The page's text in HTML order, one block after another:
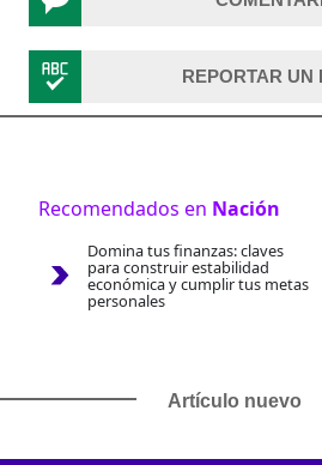
REPORTAR UN
Recomendados en Nación
Domina tus finanzas: claves
para construir estabilidad
económica y cumplir tus metas
personales
Artículo nuevo